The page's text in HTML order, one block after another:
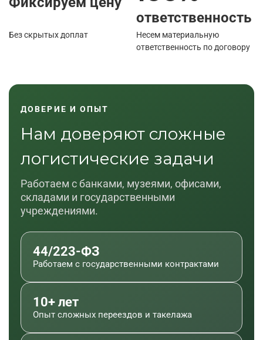
Без скрытых доплат
ответственность
Несем материальную
ответственность по договору
ДОВЕРИЕ И ОПЫТ
Нам доверяют сложные
логистические задачи
Работаем с банками, музеями, офисами,
складами и государственными
учреждениями.
44/223-ФЗ
Работаем с государственными контрактами
10+ лет
Опыт сложных переездов и такелажа